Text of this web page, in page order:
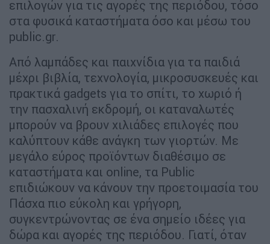
επιλογών για τις αγορές της περιόδου, τόσο
στα φυσικά καταστήματα όσο και μέσω του
public.gr.
Από λαμπάδες και παιχνίδια για τα παιδιά
μέχρι βιβλία, τεχνολογία, μικροσυσκευές και
πρακτικά gadgets για το σπίτι, το χωριό ή
την πασχαλινή εκδρομή, οι καταναλωτές
μπορούν να βρουν χιλιάδες επιλογές που
καλύπτουν κάθε ανάγκη των γιορτών. Με
μεγάλο εύρος προϊόντων διαθέσιμο σε
καταστήματα και online, τα Public
επιδιώκουν να κάνουν την προετοιμασία του
Πάσχα πιο εύκολη και γρήγορη,
συγκεντρώνοντας σε ένα σημείο ιδέες για
δώρα και αγορές της περιόδου. Γιατί, όταν